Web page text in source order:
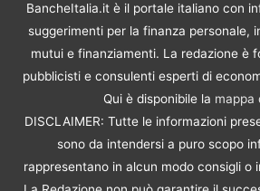
BancheItalia.it è il portale italiano con
suggerimenti per la finanza personale,
mutui e finanziamenti. La redazione è
pubblicisti e consulenti esperti di
Qui è disponibile la mappa
DISCLAIMER: Tutte le informazioni
sono da intendersi a puro scopo
rappresentano in alcun modo consigli o